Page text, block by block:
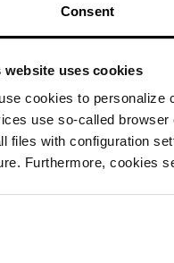
Consent
website uses cookies
cookies to personalize
use so-called
files with configuration
Furthermore, cookies
ќерамида